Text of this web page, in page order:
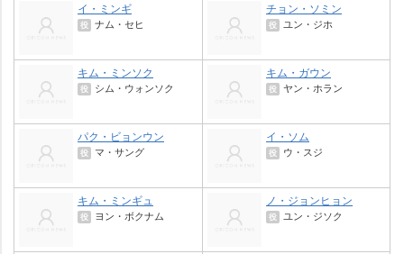
イ・ミンギ
役 ナム・セヒ
チョン・ソミン
役 ユン・ジホ
キム・ミンソク
役 シム・ウォンソク
キム・ガウン
役 ヤン・ホラン
パク・ビョンウン
役 マ・サング
イ・ソム
役 ウ・スジ
キム・ミンギュ
役 ヨン・ボクナム
ノ・ジョンヒョン
役 ユン・ジソク